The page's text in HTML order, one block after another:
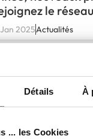
Détails À
... les Cookies
le
Raison
!
2025Actualités
Home –
de Raison